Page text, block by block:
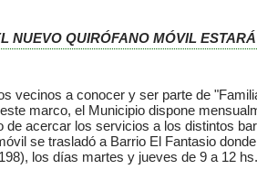
NUEVO QUIRÓFANO MÓVIL
vecinos a conocer y ser parte de
marco, el Municipio dispone
acercar los servicios a los distintos
se trasladó a Barrio El Fantasio
los días martes y jueves de 9 a 12